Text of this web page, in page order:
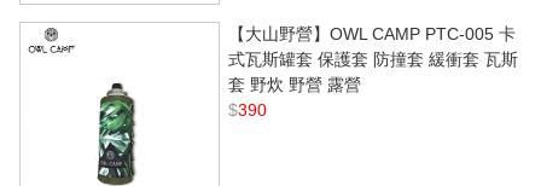
【大山野營】OWL CAMP PTC-005 卡
式瓦斯罐套 保護套 防撞套 緩衝套 瓦斯
套 野炊 野營 露營
$390